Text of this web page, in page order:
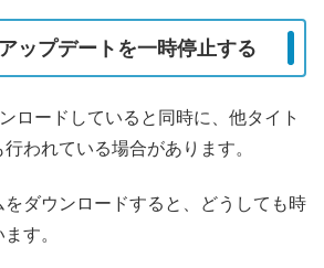
ップデートを一時停止する
ロードしていると同時に、他タイト
われている場合があります。
をダウンロードすると、どうしても時
す。